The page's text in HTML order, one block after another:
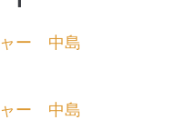
ャー 中島
ャー 中島